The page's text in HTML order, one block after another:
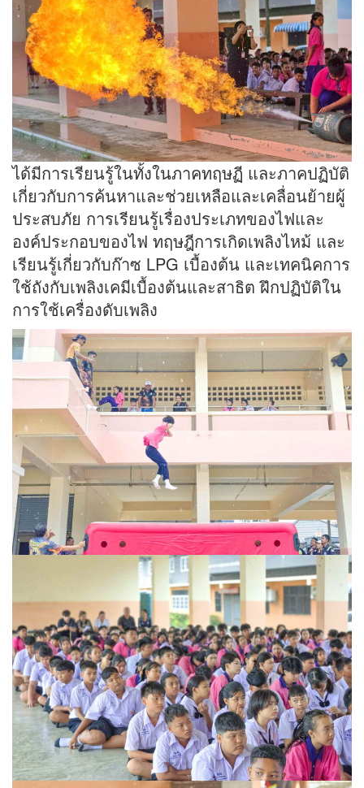
ได้มีการเรียนรู้ในทั้งในภาคทฤษฏี และภาคปฏิบัติ
เกี่ยวกับการค้นหาและช่วยเหลือและเคลื่อนย้ายผู้
ประสบภัย การเรียนรู้เรื่องประเภทของไฟและ
องค์ประกอบของไฟ ทฤษฎีการเกิดเพลิงไหม้ และ
เรียนรู้เกี่ยวกับก๊าซ LPG เบื้องต้น และเทคนิคการ
ใช้ถังกับเพลิงเคมีเบื้องต้นและสาธิต ฝึกปฏิบัติใน
การใช้เครื่องดับเพลิง